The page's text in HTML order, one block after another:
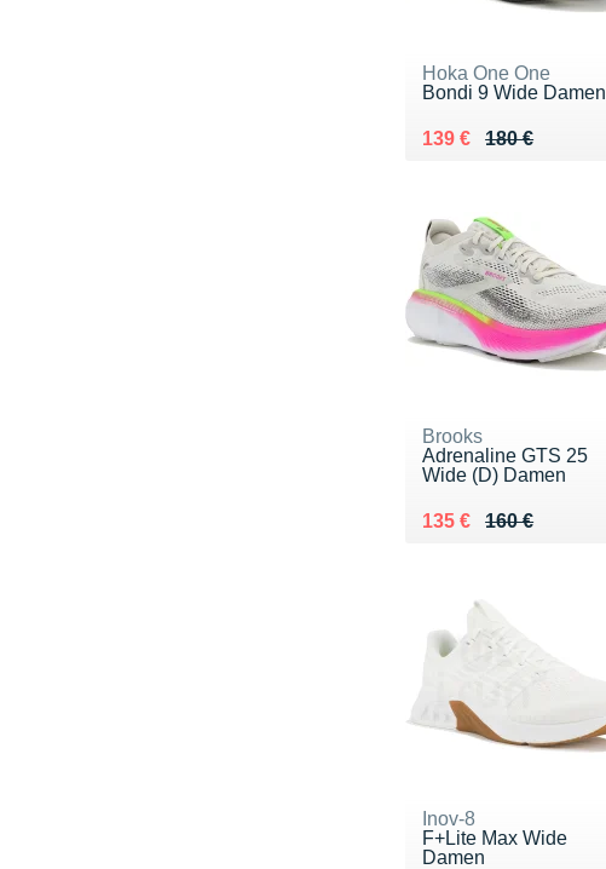
Hoka One One
Bondi 9 Wide Damen
180 €
Au lieu de 180 €
139 €
Vendu 139 €
Brooks
Adrenaline GTS 25
Wide (D) Damen
160 €
Au lieu de 160 €
135 €
Vendu 135 €
Inov-8
F+Lite Max Wide
Damen